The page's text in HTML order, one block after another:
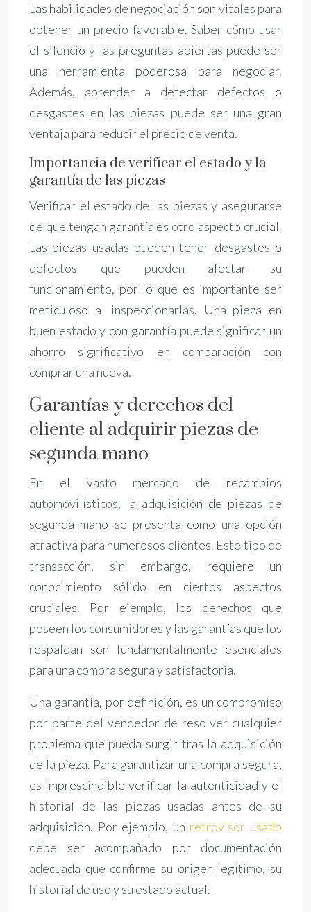
Las habilidades de negociación son vitales para
obtener un precio favorable. Saber cómo usar
el silencio y las preguntas abiertas puede ser
una herramienta poderosa para negociar.
Además, aprender a detectar defectos o
desgastes en las piezas puede ser una gran
ventaja para reducir el precio de venta.
Importancia de verificar el estado y la
garantía de las piezas
Verificar el estado de las piezas y asegurarse
de que tengan garantía es otro aspecto crucial.
Las piezas usadas pueden tener desgastes o
defectos que pueden afectar su
funcionamiento, por lo que es importante ser
meticuloso al inspeccionarlas. Una pieza en
buen estado y con garantía puede significar un
ahorro significativo en comparación con
comprar una nueva.
Garantías y derechos del
cliente al adquirir piezas de
segunda mano
En el vasto mercado de recambios
automovilísticos, la adquisición de piezas de
segunda mano se presenta como una opción
atractiva para numerosos clientes. Este tipo de
transacción, sin embargo, requiere un
conocimiento sólido en ciertos aspectos
cruciales. Por ejemplo, los derechos que
poseen los consumidores y las garantías que los
respaldan son fundamentalmente esenciales
para una compra segura y satisfactoria.
Una garantía, por definición, es un compromiso
por parte del vendedor de resolver cualquier
problema que pueda surgir tras la adquisición
de la pieza. Para garantizar una compra segura,
es imprescindible verificar la autenticidad y el
historial de las piezas usadas antes de su
adquisición. Por ejemplo, un retrovisor usado
debe ser acompañado por documentación
adecuada que confirme su origen legítimo, su
historial de uso y su estado actual.